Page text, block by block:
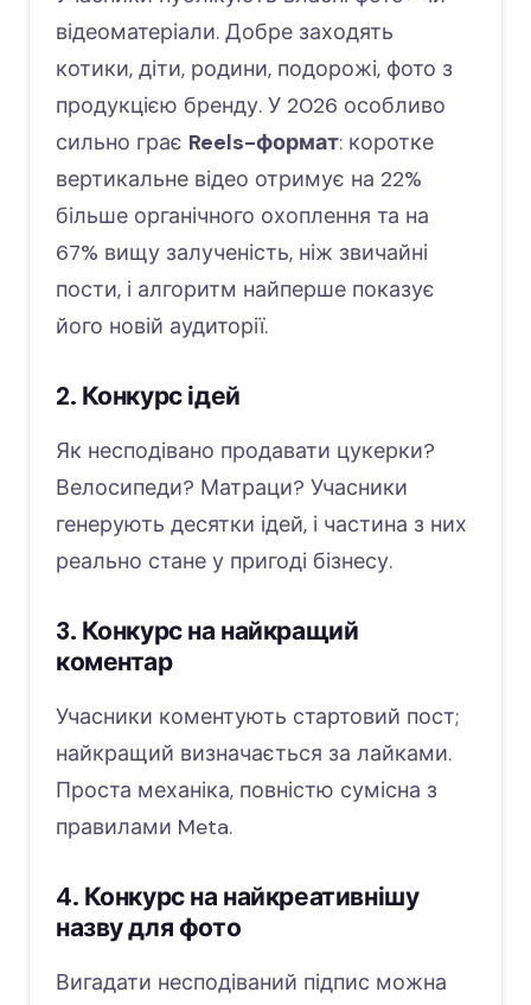
відеоматеріали. Добре заходять
котики, діти, родини, подорожі, фото з
продукцією бренду. У 2026 особливо
сильно грає Reels-формат: коротке
вертикальне відео отримує на 22%
більше органічного охоплення та на
67% вищу залученість, ніж звичайні
пости, і алгоритм найперше показує
його новій аудиторії.
2. Конкурс ідей
Як несподівано продавати цукерки?
Велосипеди? Матраци? Учасники
генерують десятки ідей, і частина з них
реально стане у пригоді бізнесу.
3. Конкурс на найкращий
коментар
Учасники коментують стартовий пост;
найкращий визначається за лайками.
Проста механіка, повністю сумісна з
правилами Meta.
4. Конкурс на найкреативнішу
назву для фото
Вигадати несподіваний підпис можна